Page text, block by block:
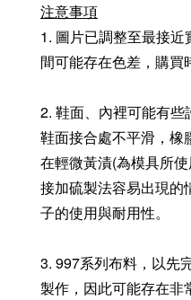
注意事項
1. 圖片已調整至最接
間可能存在色差，購買
2. 鞋面、內裡可能有
鞋面接合處不平滑，橡
在輕微黃漬(為模具所
接加硫製法容易出現的
子的使用與耐用性。
3. 997系列布料，以先
製作，因此可能存在非